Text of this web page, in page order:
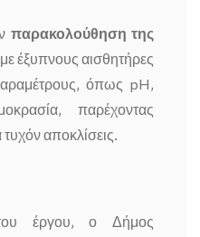
παρακολούθηση της
με έξυπνους αισθητήρες
όπως pH,
παρέχοντας
τυχόν αποκλίσεις.
έργου, ο Δήμος